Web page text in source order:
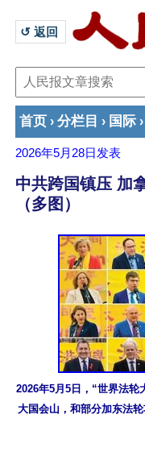
↺ 返回
首页 › 分栏目 › 国际 ›
2026年5月28日 发表
中共跨国镇压 加
（多图）
2026年5月5日，“世界法轮
大国会山，和部分加东法